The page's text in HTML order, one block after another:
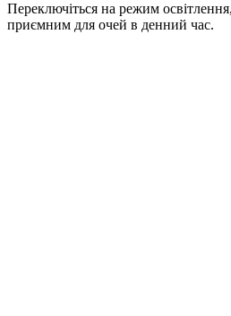
Переключіться на режим
приємним для очей в денний час.